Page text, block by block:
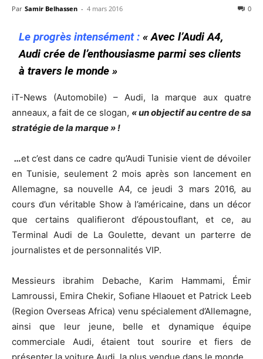
Par Samir Belhassen - 4 mars 2016 0
Le progrès intensément :« Avec l’Audi A4,
Audi crée de l’enthousiasme parmi ses clients
à travers le monde »
iT-News (Automobile) – Audi, la marque aux quatre
anneaux, a fait de ce slogan, « un objectif au centre de sa
stratégie de la marque » !
…et c’est dans ce cadre qu’Audi Tunisie vient de dévoiler
en Tunisie, seulement 2 mois après son lancement en
Allemagne, sa nouvelle A4, ce jeudi 3 mars 2016, au
cours d’un véritable Show à l’américaine, dans un décor
que certains qualifieront d’époustouflant, et ce, au
Terminal Audi de La Goulette, devant un parterre de
journalistes et de personnalités VIP.
Messieurs ibrahim Debache, Karim Hammami, Émir
Lamroussi, Emira Chekir, Sofiane Hlaouet et Patrick Leeb
(Region Overseas Africa) venu spécialement d’Allemagne,
ainsi que leur jeune, belle et dynamique équipe
commerciale Audi, étaient tout sourire et fiers de
présenter la voiture Audi, la plus vendue dans le monde.